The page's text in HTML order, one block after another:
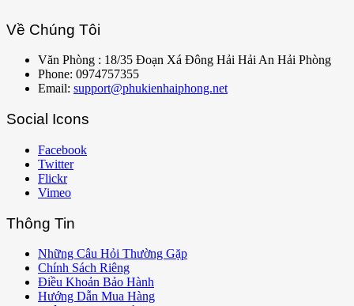
Về Chúng Tôi
Văn Phòng : 18/35 Đoạn Xá Đông Hải Hải An Hải Phòng
Phone: 0974757355
Email: support@phukienhaiphong.net
Social Icons
Facebook
Twitter
Flickr
Vimeo
Thông Tin
Những Câu Hỏi Thường Gặp
Chính Sách Riêng
Điều Khoản Bảo Hành
Hướng Dẫn Mua Hàng